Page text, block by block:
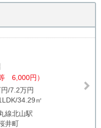
6,000円）
/7.2万円
34.29㎡
線北山駅
井町